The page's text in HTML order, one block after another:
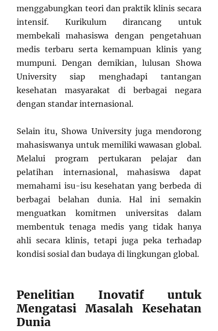
menggabungkan teori dan praktik klinis secara
intensif. Kurikulum dirancang untuk
membekali mahasiswa dengan pengetahuan
medis terbaru serta kemampuan klinis yang
mumpuni. Dengan demikian, lulusan Showa
University siap menghadapi tantangan
kesehatan masyarakat di berbagai negara
dengan standar internasional.
Selain itu, Showa University juga mendorong
mahasiswanya untuk memiliki wawasan global.
Melalui program pertukaran pelajar dan
pelatihan internasional, mahasiswa dapat
memahami isu-isu kesehatan yang berbeda di
berbagai belahan dunia. Hal ini semakin
menguatkan komitmen universitas dalam
membentuk tenaga medis yang tidak hanya
ahli secara klinis, tetapi juga peka terhadap
kondisi sosial dan budaya di lingkungan global.
Penelitian Inovatif untuk
Mengatasi Masalah Kesehatan
Dunia